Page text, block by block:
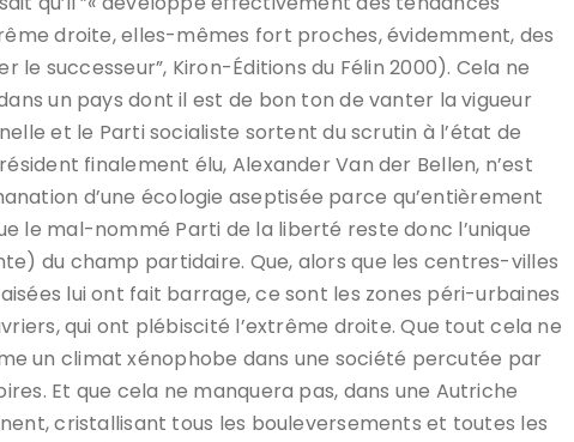
droite, elles-mêmes fort proches, évidemment, des
le successeur”, Kiron-Éditions du Félin 2000). Cela ne
un pays dont il est de bon ton de vanter la vigueur
et le Parti socialiste sortent du scrutin à l’état de
finalement élu, Alexander Van der Bellen, n’est
d’une écologie aseptisée parce qu’entièrement
le mal-nommé Parti de la liberté reste donc l’unique
du champ partidaire. Que, alors que les centres-villes
lui ont fait barrage, ce sont les zones péri-urbaines
qui ont plébiscité l’extrême droite. Que tout cela ne
un climat xénophobe dans une société percutée par
Et que cela ne manquera pas, dans une Autriche
cristallisant tous les bouleversements et toutes les